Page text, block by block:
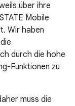
über ihre
Mobile
Wir haben
durch die hohe
Funktionen zu
muss die